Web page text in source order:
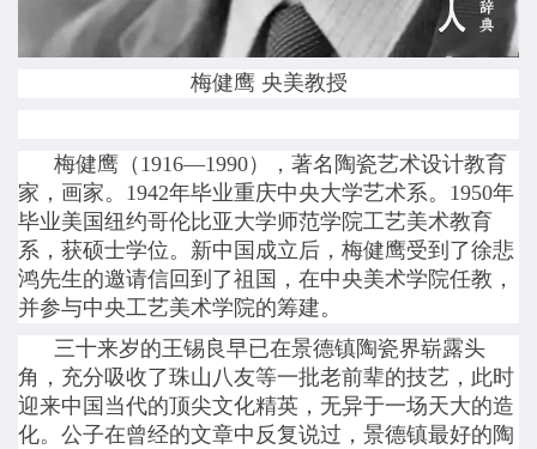
梅健鹰 央美教授
梅健鹰（1916—1990），著名陶瓷艺术设计教育
家，画家。1942年毕业重庆中央大学艺术系。1950年
毕业美国纽约哥伦比亚大学师范学院工艺美术教育
系，获硕士学位。新中国成立后，梅健鹰受到了徐悲
鸿先生的邀请信回到了祖国，在中央美术学院任教，
并参与中央工艺美术学院的筹建。
三十来岁的王锡良早已在景德镇陶瓷界崭露头
角，充分吸收了珠山八友等一批老前辈的技艺，此时
迎来中国当代的顶尖文化精英，无异于一场天大的造
化。公子在曾经的文章中反复说过，景德镇最好的陶